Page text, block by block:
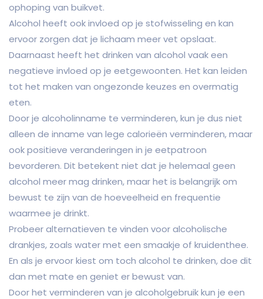
ophoping van buikvet.
Alcohol heeft ook invloed op je stofwisseling en kan
ervoor zorgen dat je lichaam meer vet opslaat.
Daarnaast heeft het drinken van alcohol vaak een
negatieve invloed op je eetgewoonten. Het kan leiden
tot het maken van ongezonde keuzes en overmatig
eten.
Door je alcoholinname te verminderen, kun je dus niet
alleen de inname van lege calorieën verminderen, maar
ook positieve veranderingen in je eetpatroon
bevorderen. Dit betekent niet dat je helemaal geen
alcohol meer mag drinken, maar het is belangrijk om
bewust te zijn van de hoeveelheid en frequentie
waarmee je drinkt.
Probeer alternatieven te vinden voor alcoholische
drankjes, zoals water met een smaakje of kruidenthee.
En als je ervoor kiest om toch alcohol te drinken, doe dit
dan met mate en geniet er bewust van.
Door het verminderen van je alcoholgebruik kun je een